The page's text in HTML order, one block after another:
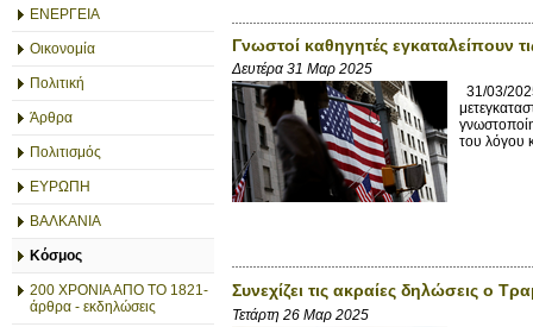
ΕΝΕΡΓΕΙΑ
Οικονομία
Πολιτική
Άρθρα
Πολιτισμός
ΕΥΡΩΠΗ
ΒΑΛΚΑΝΙΑ
Κόσμος
200 ΧΡΟΝΙΑ ΑΠΟ ΤΟ 1821-
άρθρα - εκδηλώσεις
Γνωστοί καθηγητές εγκαταλείπουν
Δευτέρα 31 Μαρ 2025
31/03/
του λόγου
Συνεχίζει τις ακραίες δηλώσεις ο
Τετάρτη 26 Μαρ 2025